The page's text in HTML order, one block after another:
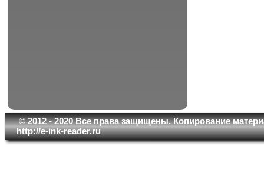
© 2012 - 2020 Все права защищены. Копирование
http://e-ink-reader.ru